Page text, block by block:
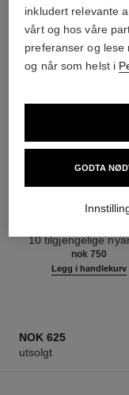
Natural Finish Loose
10 tilgjengelige
nok 750
Legg i handlekurv
NOK 625
utsolgt
inkludert relevante
vårt og hos våre
preferanser og lese
og når som helst i
GODTA